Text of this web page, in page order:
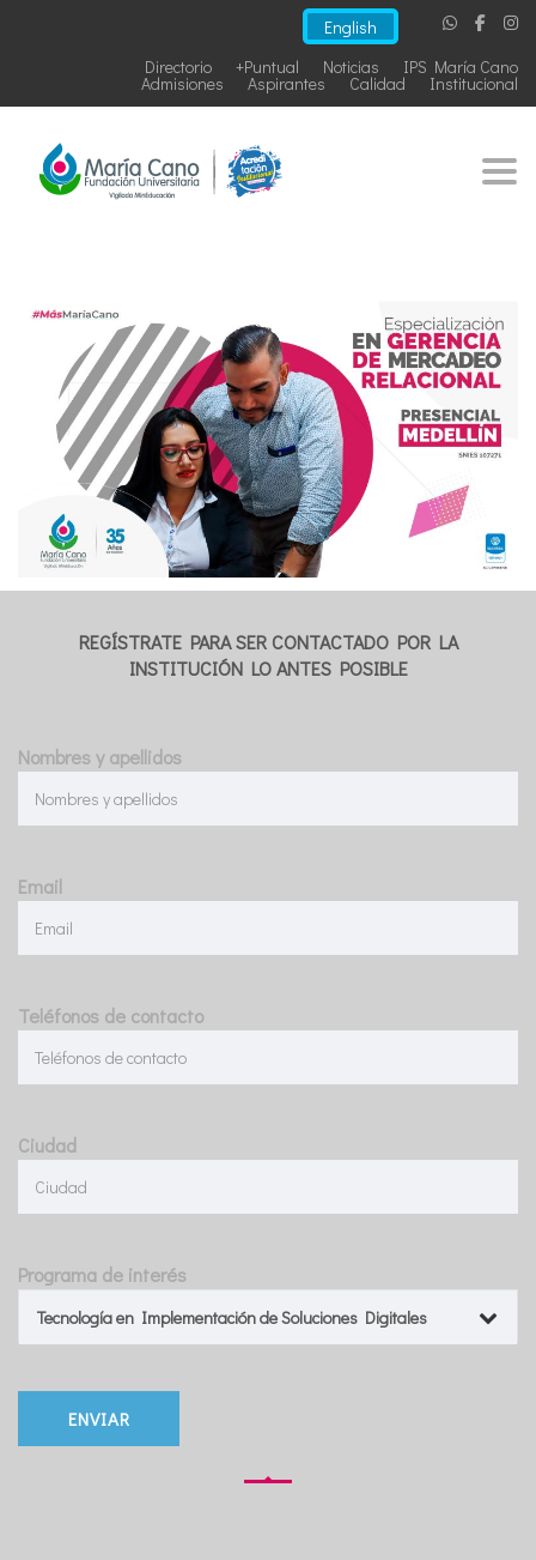
English
IPS María Cano
Noticias
+Puntual
Directorio
Institucional
Calidad
Aspirantes
Admisiones
REGÍSTRATE PARA SER CONTACTADO POR LA
INSTITUCIÓN LO ANTES POSIBLE
Nombres y apellidos
Email
Teléfonos de contacto
Ciudad
Programa de interés
Tecnología en Implementación de Soluciones Digitales